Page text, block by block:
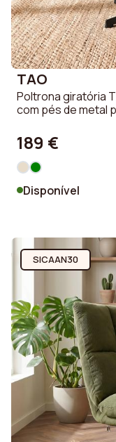
TAO
Poltrona giratória
com pés de metal
189 €
Disponível
SICAAN30